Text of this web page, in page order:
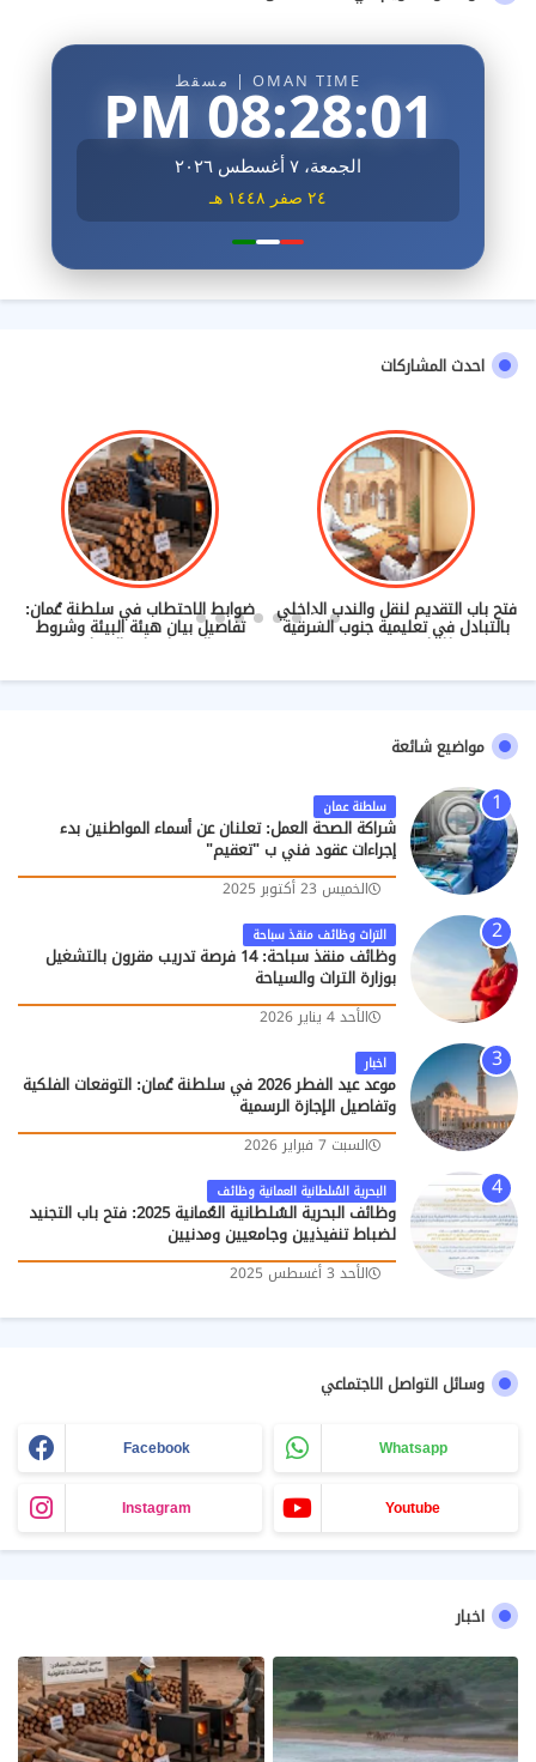
OMAN TIME | مسقط
08:28:02 PM
الجمعة، ٧ أغسطس ٢٠٢٦
٢٤ صفر ١٤٤٨ هـ
احدث المشاركات
فتح باب التقديم لنقل والندب الداخلي
بالتبادل في تعليمية جنوب الشرقية
للعام 2026/2027
ضوابط الاحتطاب في سلطنة عُمان:
تفاصيل بيان هيئة البيئة وشروط
الحصول على التصاريح
مواضيع شائعة
سلطنة عمان
شراكة الصحة العمل: تعلنان عن أسماء المواطنين بدء
إجراءات عقود فني ب "تعقيم"
الخميس 23 أكتوبر 2025
التراث وظائف منقذ سباحة
وظائف منقذ سباحة: 14 فرصة تدريب مقرون بالتشغيل
بوزارة التراث والسياحة
الأحد 4 يناير 2026
اخبار
موعد عيد الفطر 2026 في سلطنة عُمان: التوقعات الفلكية
وتفاصيل الإجازة الرسمية
السبت 7 فبراير 2026
البحرية السُلطانية العمانية وظائف
وظائف البحرية السُلطانية العُمانية 2025: فتح باب التجنيد
لضباط تنفيذيين وجامعيين ومدنيين
الأحد 3 أغسطس 2025
وسائل التواصل الاجتماعي
Facebook Whatsapp
Instagram Youtube
اخبار